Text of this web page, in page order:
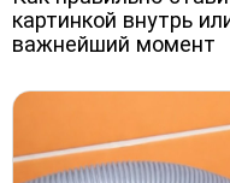
картинкой внутрь
важнейший момент